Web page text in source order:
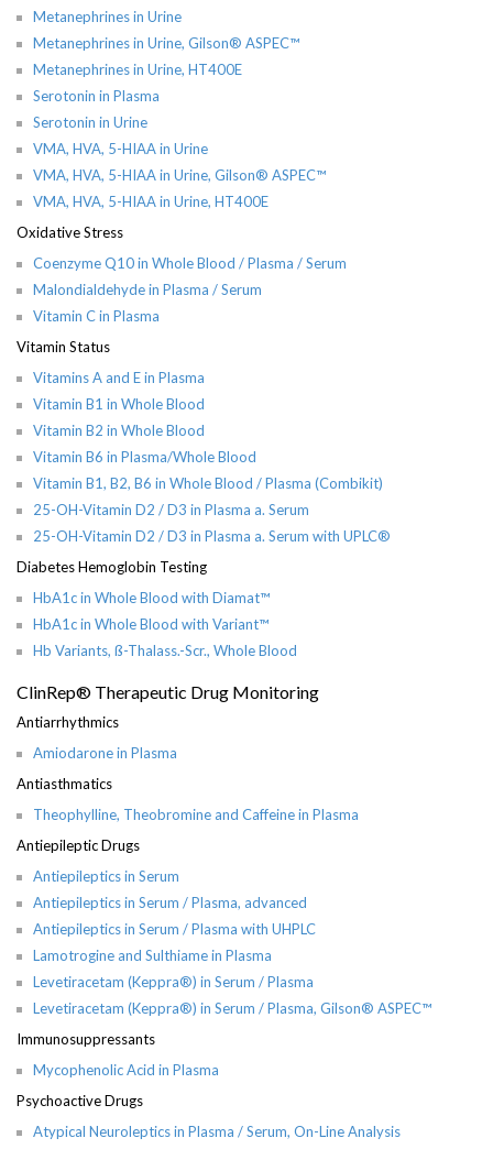
Metanephrines in Urine
Metanephrines in Urine, Gilson® ASPEC™
Metanephrines in Urine, HT400E
Serotonin in Plasma
Serotonin in Urine
VMA, HVA, 5-HIAA in Urine
VMA, HVA, 5-HIAA in Urine, Gilson® ASPEC™
VMA, HVA, 5-HIAA in Urine, HT400E
Oxidative Stress
Coenzyme Q10 in Whole Blood / Plasma / Serum
Malondialdehyde in Plasma / Serum
Vitamin C in Plasma
Vitamin Status
Vitamins A and E in Plasma
Vitamin B1 in Whole Blood
Vitamin B2 in Whole Blood
Vitamin B6 in Plasma/Whole Blood
Vitamin B1, B2, B6 in Whole Blood / Plasma (Combikit)
25-OH-Vitamin D2 / D3 in Plasma a. Serum
25-OH-Vitamin D2 / D3 in Plasma a. Serum with UPLC®
Diabetes Hemoglobin Testing
HbA1c in Whole Blood with Diamat™
HbA1c in Whole Blood with Variant™
Hb Variants, ß-Thalass.-Scr., Whole Blood
ClinRep® Therapeutic Drug Monitoring
Antiarrhythmics
Amiodarone in Plasma
Antiasthmatics
Theophylline, Theobromine and Caffeine in Plasma
Antiepileptic Drugs
Antiepileptics in Serum
Antiepileptics in Serum / Plasma, advanced
Antiepileptics in Serum / Plasma with UHPLC
Lamotrogine and Sulthiame in Plasma
Levetiracetam (Keppra®) in Serum / Plasma
Levetiracetam (Keppra®) in Serum / Plasma, Gilson® ASPEC™
Immunosuppressants
Mycophenolic Acid in Plasma
Psychoactive Drugs
Atypical Neuroleptics in Plasma / Serum, On-Line Analysis